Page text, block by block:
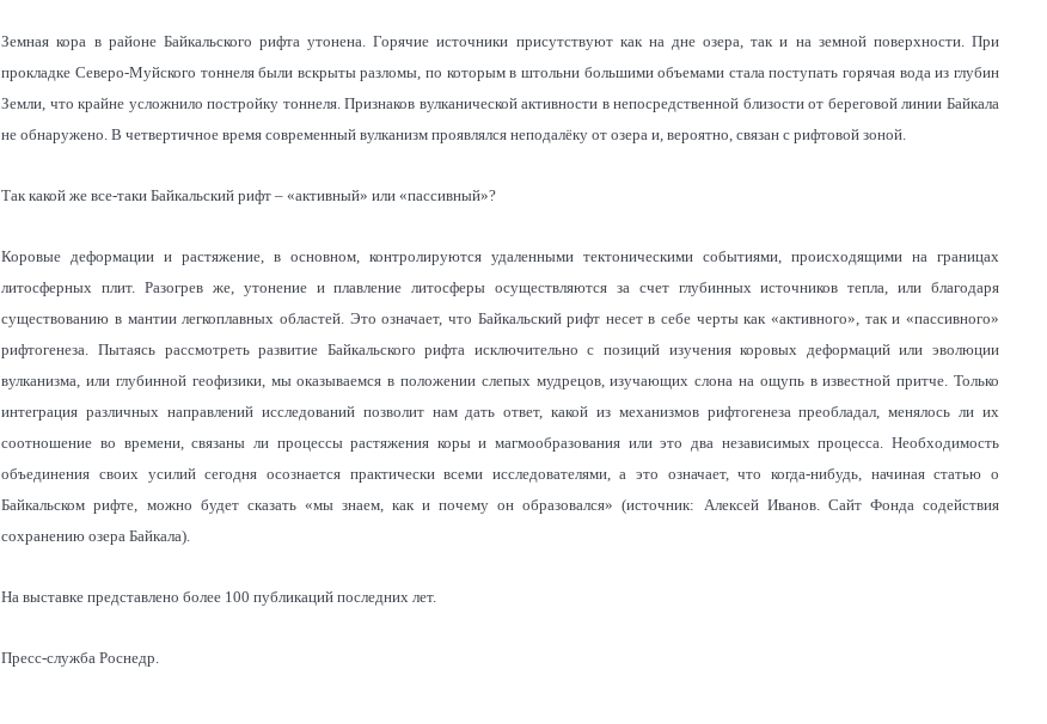
Земная кора в районе Байкальского рифта утонена. Горячие источники присутствуют как на дне озера, так и на земной поверхности. При
прокладке Северо-Муйского тоннеля были вскрыты разломы, по которым в штольни большими объемами стала поступать горячая вода из глубин
Земли, что крайне усложнило постройку тоннеля. Признаков вулканической активности в непосредственной близости от береговой линии Байкала
не обнаружено. В четвертичное время современный вулканизм проявлялся неподалёку от озера и, вероятно, связан с рифтовой зоной.
Так какой же все-таки Байкальский рифт – «активный» или «пассивный»?
Коровые деформации и растяжение, в основном, контролируются удаленными тектоническими событиями, происходящими на границах
литосферных плит. Разогрев же, утонение и плавление литосферы осуществляются за счет глубинных источников тепла, или благодаря
существованию в мантии легкоплавных областей. Это означает, что Байкальский рифт несет в себе черты как «активного», так и «пассивного»
рифтогенеза. Пытаясь рассмотреть развитие Байкальского рифта исключительно с позиций изучения коровых деформаций или эволюции
вулканизма, или глубинной геофизики, мы оказываемся в положении слепых мудрецов, изучающих слона на ощупь в известной притче. Только
интеграция различных направлений исследований позволит нам дать ответ, какой из механизмов рифтогенеза преобладал, менялось ли их
соотношение во времени, связаны ли процессы растяжения коры и магмообразования или это два независимых процесса. Необходимость
объединения своих усилий сегодня осознается практически всеми исследователями, а это означает, что когда-нибудь, начиная статью о
Байкальском рифте, можно будет сказать «мы знаем, как и почему он образовался» (источник: Алексей Иванов. Сайт Фонда содействия
сохранению озера Байкала).
На выставке представлено более 100 публикаций последних лет.
Пресс-служба Роснедр.